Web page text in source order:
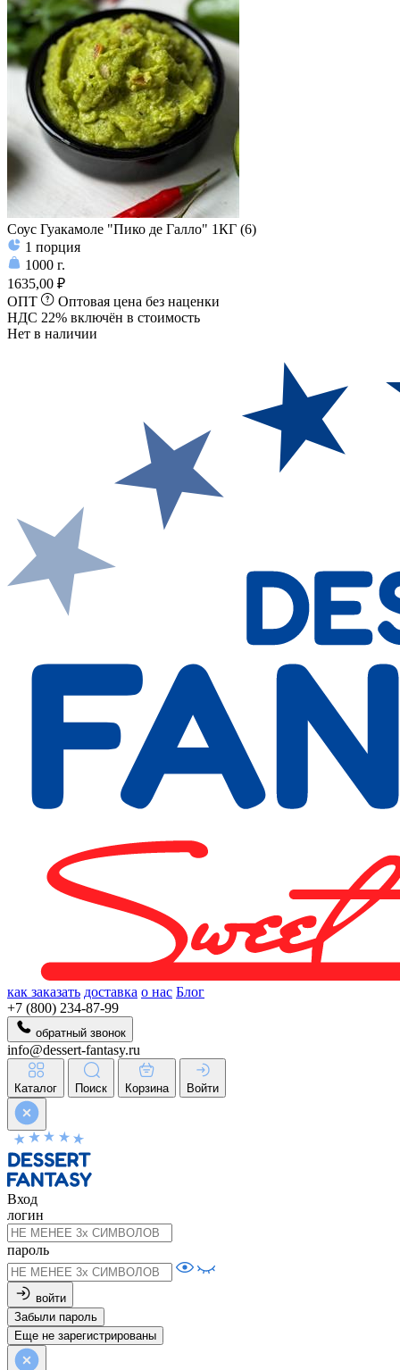
Соус Гуакамоле "Пико де Галло" 1КГ (6)
1 порция
1000 г.
1635,00 ₽
ОПТ
Оптовая цена без наценки
НДС 22% включён в стоимость
Нет в наличии
как заказать доставка о нас Блог
+7 (800) 234-87-99
обратный звонок
info@dessert-fantasy.ru
Каталог Поиск Корзина Войти
Вход
логин
пароль
войти
Забыли пароль
Еще не зарегистрированы